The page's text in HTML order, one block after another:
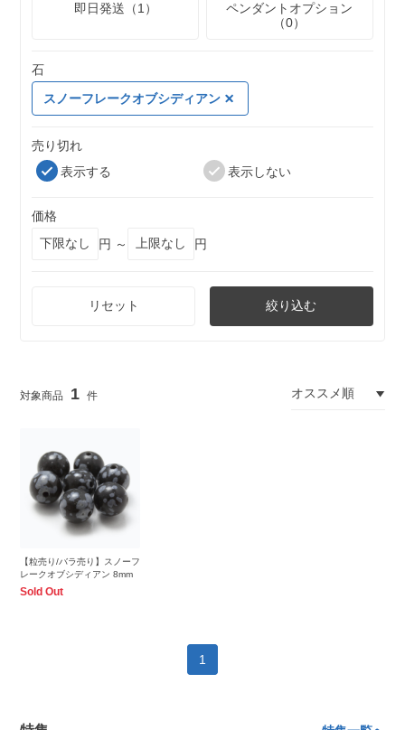
即日発送（1）
ペンダントオプション
（0）
石
スノーフレークオブシディアン
売り切れ
表示する
表示しない
価格
円 ～
円
リセット 絞り込む
1
【粒売り/バラ売り】スノーフ
レークオブシディアン 8mm
Sold Out
1